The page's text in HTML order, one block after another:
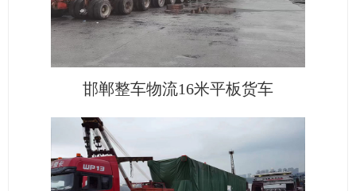
邯郸整车物流16米平板货车